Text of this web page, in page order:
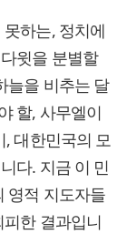
하는, 정치에
윗을 분별할
늘을 비추는 달
할, 사무엘이
, 대한민국의 모
다. 지금 이 민
영적 지도자들
한 결과입니